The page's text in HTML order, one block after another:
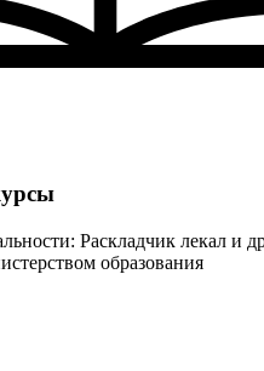
Раскладчик лекал и
образования